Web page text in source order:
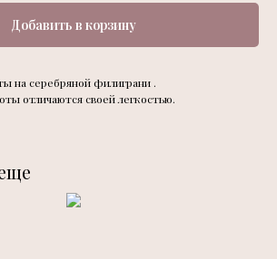
Добавить в корзину
на серебряной филиграни .
отличаются своей легкостью.